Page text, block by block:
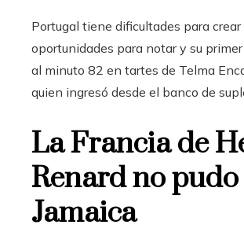
Portugal tiene dificultades para crear
oportunidades para notar y su
al minuto 82 en tartes de Telma
quien ingresó desde el banco de
La Francia de
Renard no
Jamaica